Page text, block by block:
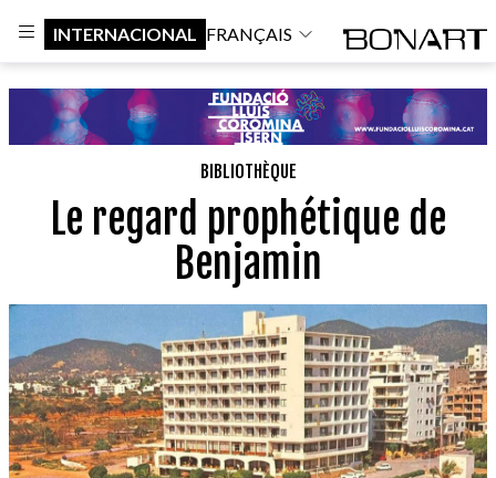
INTERNACIONAL FRANÇAIS
BIBLIOTHÈQUE
Le regard prophétique de
Benjamin